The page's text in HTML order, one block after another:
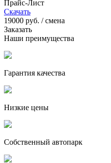
Прайс-Лист
Скачать
19000 руб. / смена
Заказать
Наши преимущества
Гарантия качества
Низкие цены
Собственный автопарк